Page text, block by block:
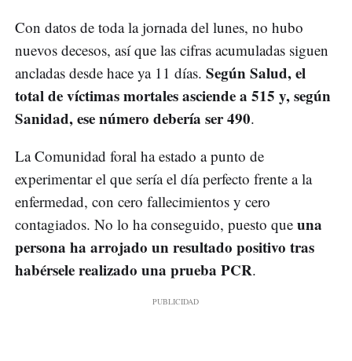
Con datos de toda la jornada del lunes, no hubo
nuevos decesos, así que las cifras acumuladas siguen
ancladas desde hace ya 11 días. Según Salud, el
total de víctimas mortales asciende a 515 y, según
Sanidad, ese número debería ser 490.
La Comunidad foral ha estado a punto de
experimentar el que sería el día perfecto frente a la
enfermedad, con cero fallecimientos y cero
contagiados. No lo ha conseguido, puesto que una
persona ha arrojado un resultado positivo tras
habérsele realizado una prueba PCR.